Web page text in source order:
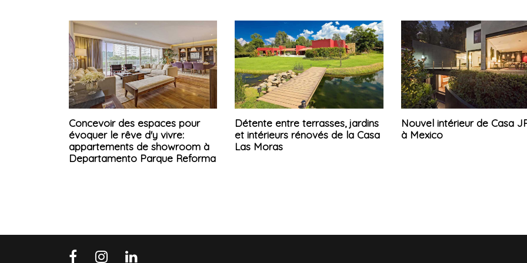
Concevoir des espaces pour
évoquer le rêve d'y vivre:
appartements de showroom à
Departamento Parque Reforma
Détente entre terrasses, jardins
et intérieurs rénovés de la Casa
Las Moras
Nouvel intérieur de Casa
à Mexico